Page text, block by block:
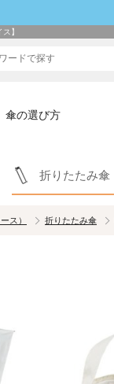
】
傘の選び方
折りたたみ傘
ス） 折りたたみ傘